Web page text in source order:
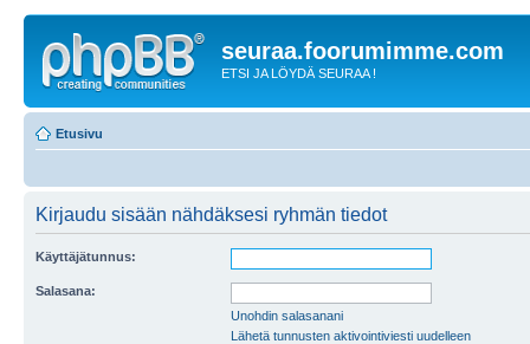
seuraa.foorumimme.com
ETSI JA LÖYDÄ SEURAA !
Etusivu
Kirjaudu sisään nähdäksesi ryhmän tiedot
Käyttäjätunnus:
Salasana:
Unohdin salasanani
Lähetä tunnusten aktivointiviesti uudelleen